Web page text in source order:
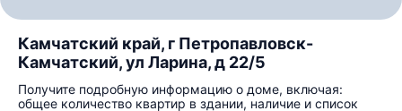
Камчатский край, г Петропавловск-
Камчатский, ул Ларина, д 22/5
Получите подробную информацию о доме, включая:
общее количество квартир в здании, наличие и список